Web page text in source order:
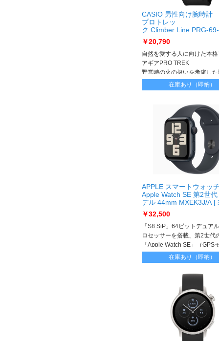
CASIO 男性向け腕時計
プロトレッ
ク Climber Line PRG-
PRG-69-1JF
￥20,790
自然を愛する人に向けた本
アギアPRO TREK
野営時の火の扱いを考慮し
ースを採用在庫あり（即納）
APPLE スマートウォッ
Apple Watch SE 第2世代
デル 44mm MXEK3J/A [
ナイトスポーツバンド
Apple Watch SE2 GPS
￥32,500
「S8 SiP」64ビットデュア
ロセッサーを搭載、第2世代
「Apple Watch SE」（GPS
ル）。不規則な心拍リズム
ラートを出す
在庫あり（即納）